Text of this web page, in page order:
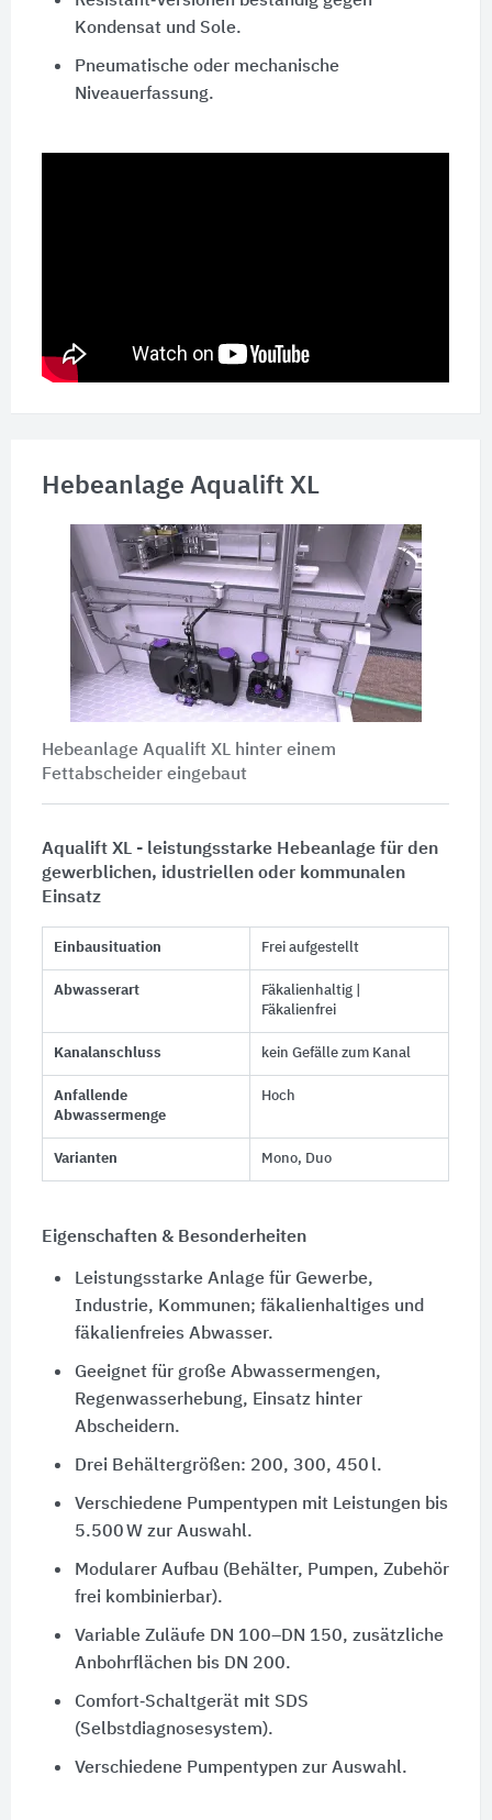
Kondensat und Sole.
Pneumatische oder mechanische
Niveauerfassung.
Hebeanlage Aqualift XL
Hebeanlage Aqualift XL hinter einem
Fettabscheider eingebaut
Aqualift XL - leistungsstarke Hebeanlage für den
gewerblichen, idustriellen oder kommunalen
Einsatz
Einbausituation Frei aufgestellt
Abwasserart
Fäkalienhaltig |
Fäkalienfrei
Kanalanschluss kein Gefälle zum Kanal
Anfallende
Abwassermenge
Hoch
Varianten Mono, Duo
Eigenschaften & Besonderheiten
Leistungsstarke Anlage für Gewerbe,
Industrie, Kommunen; fäkalienhaltiges und
fäkalienfreies Abwasser.
Geeignet für große Abwassermengen,
Regenwasserhebung, Einsatz hinter
Abscheidern.
Drei Behältergrößen: 200, 300, 450 l.
Verschiedene Pumpentypen mit Leistungen bis
5.500 W zur Auswahl.
Modularer Aufbau (Behälter, Pumpen, Zubehör
frei kombinierbar).
Variable Zuläufe DN 100–DN 150, zusätzliche
Anbohrflächen bis DN 200.
Comfort‑Schaltgerät mit SDS
(Selbstdiagnosesystem).
Verschiedene Pumpentypen zur Auswahl.